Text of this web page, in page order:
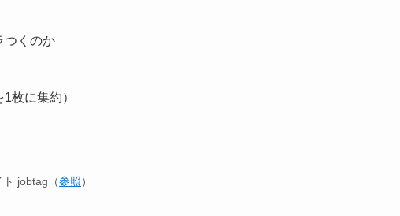
つくのか
枚に集約）
ト jobtag（参照）